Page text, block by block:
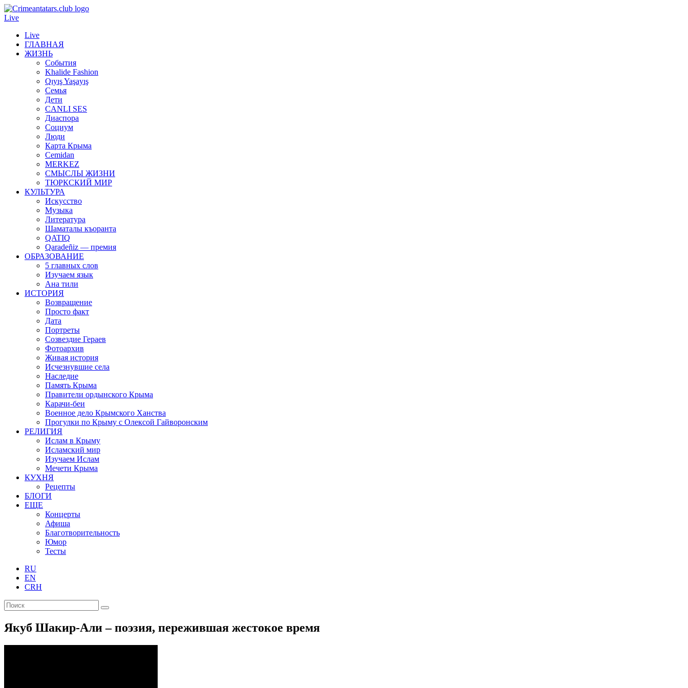
Live
Live
ГЛАВНАЯ
ЖИЗНЬ
События
Khalide Fashion
Qıyış Yaşayış
Семья
Дети
CANLI SES
Диаспора
Социум
Люди
Карта Крыма
Cemidan
МERKEZ
СМЫСЛЫ ЖИЗНИ
ТЮРКСКИЙ МИР
КУЛЬТУРА
Искусство
Музыка
Литература
Шаматалы къоранта
QATIQ
Qaradeñiz — премия
ОБРАЗОВАНИЕ
5 главных слов
Изучаем язык
Ана тили
ИСТОРИЯ
Возвращение
Просто факт
Дата
Портреты
Созвездие Гераев
Фотоархив
Живая история
Исчезнувшие села
Наследие
Память Крыма
Правители ордынского Крыма
Карачи-беи
Военное дело Крымского Ханства
Прогулки по Крыму с Олексой Гайворонским
РЕЛИГИЯ
Ислам в Крыму
Исламский мир
Изучаем Ислам
Мечети Крыма
КУХНЯ
Рецепты
БЛОГИ
ЕЩЕ
Концерты
Афиша
Благотворительность
Юмор
Тесты
RU
EN
CRH
Якуб Шакир-Али – поэзия, пережившая жестокое время